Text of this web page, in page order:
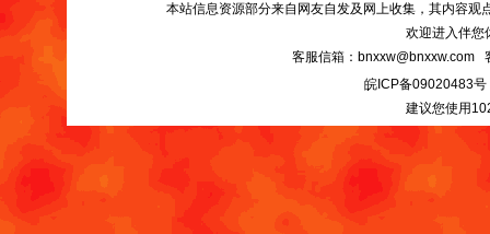
本站信息资源部分来自网友自发及网上收集，其内容
欢迎进入伴您
客服信箱：bnxxw@bnxxw.com
皖ICP备09020483号
建议您使用